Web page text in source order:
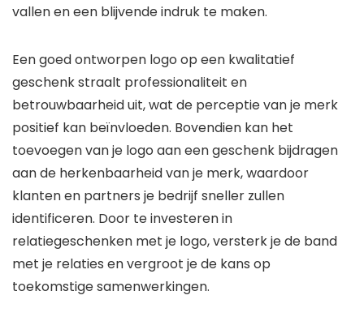
vallen en een blijvende indruk te maken.
Een goed ontworpen logo op een kwalitatief
geschenk straalt professionaliteit en
betrouwbaarheid uit, wat de perceptie van je merk
positief kan beïnvloeden. Bovendien kan het
toevoegen van je logo aan een geschenk bijdragen
aan de herkenbaarheid van je merk, waardoor
klanten en partners je bedrijf sneller zullen
identificeren. Door te investeren in
relatiegeschenken met je logo, versterk je de band
met je relaties en vergroot je de kans op
toekomstige samenwerkingen.